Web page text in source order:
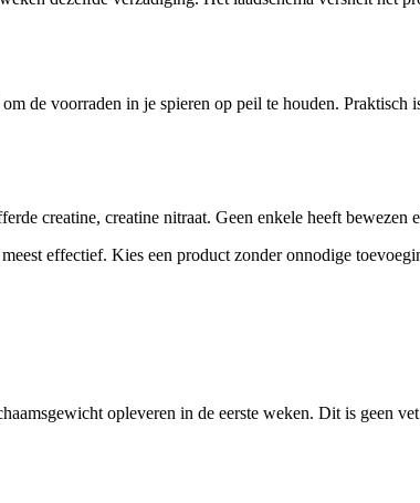
de voorraden in je spieren op peil te houden.
creatine, creatine nitraat. Geen enkele heeft bewezen
effectief. Kies een product zonder onnodige
opleveren in de eerste weken. Dit is geen